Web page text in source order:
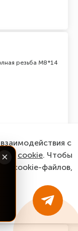
резьба М8*14
резьба М8*16
×
с
cookie. Чтобы
cookie-файлов,